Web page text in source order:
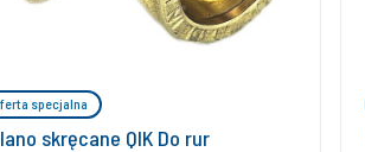
specjalna
skręcane QIK Do rur